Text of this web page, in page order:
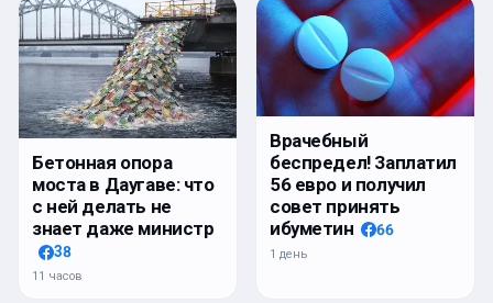
Бетонная опора
моста в Даугаве: что
с ней делать не
знает даже министр
38
11 часов
Врачебный
беспредел! Заплатил
56 евро и получил
совет принять
ибуметин
66
1 день